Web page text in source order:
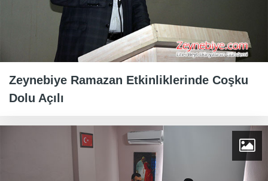
Zeynebiye Ramazan Etkinliklerinde Coşku
Dolu Açılı